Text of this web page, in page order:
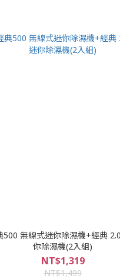
無線式迷你除濕機+經典
你除濕機(2入組)
NT$1,319
NT$1,499